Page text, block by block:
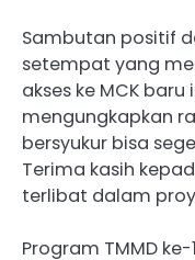
Sambutan positif
setempat yang
akses ke MCK
mengungkapkan
bersyukur bisa
Terima kasih
terlibat dalam
Program TMMD